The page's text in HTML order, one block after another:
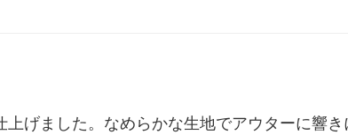
上げました。なめらかな生地でアウターに響